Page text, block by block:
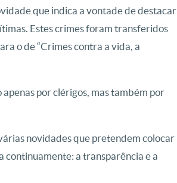
que indica a vontade de destacar
Estes crimes foram transferidos
o de “Crimes contra a vida, a
por clérigos, mas também por
novidades que pretendem colocar
continuamente: a transparência e a